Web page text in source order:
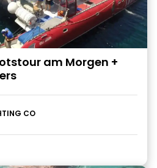
am Morgen +
CO